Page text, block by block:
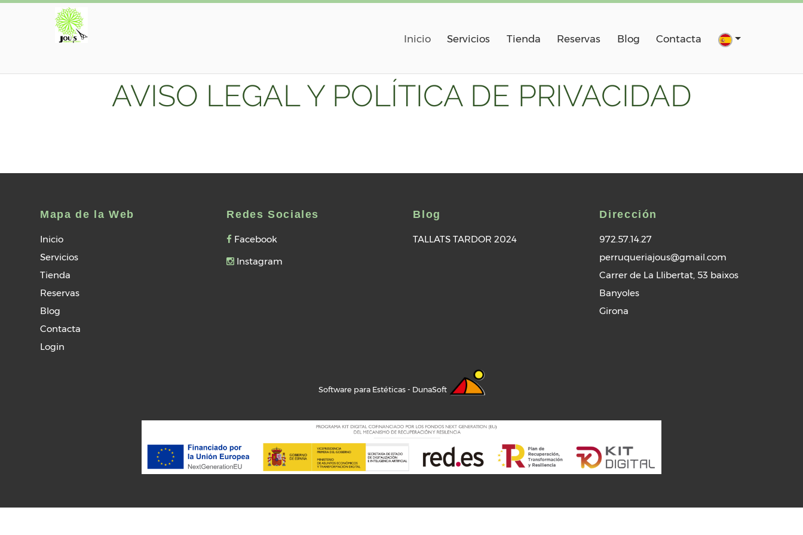
Inicio Servicios Tienda Reservas Blog Contacta
AVISO LEGAL Y POLÍTICA DE PRIVACIDAD
Mapa de la Web
Inicio
Servicios
Tienda
Reservas
Blog
Contacta
Login
Redes Sociales
Facebook
Instagram
Blog
TALLATS TARDOR 2024
Dirección
972.57.14.27
perruqueriajous@gmail.com
Carrer de La Llibertat, 53 baixos
Banyoles
Girona
Software para Estéticas - DunaSoft